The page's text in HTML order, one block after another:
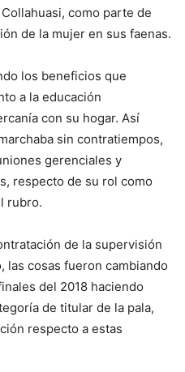
como parte de
de la mujer en sus faenas.
los beneficios que
a la educación
con su hogar. Así
sin contratiempos,
gerenciales y
respecto de su rol como
rubro.
de la supervisión
las cosas fueron cambiando
del 2018 haciendo
de titular de la pala,
respecto a estas